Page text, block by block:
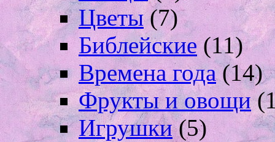
Цветы(7)
Библейские (11)
Времена года(14)
Фрукты и овощи
Игрушки(5)